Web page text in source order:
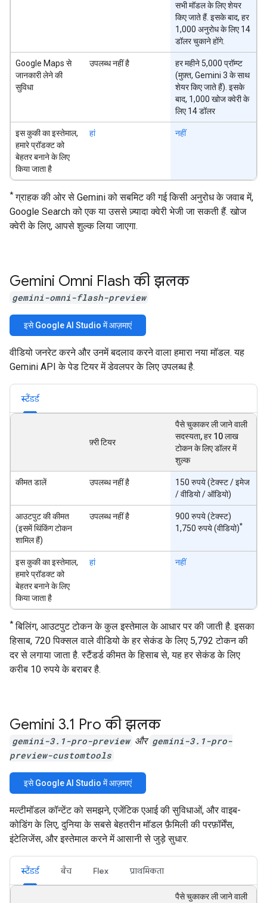
सभी मॉडल के लिए शेयर
किए जाते हैं. इसके बाद, हर
1,000 अनुरोध के लिए 14
डॉलर चुकाने होंगे.
Google Maps से
जानकारी लेने की
सुविधा
उपलब्ध नहीं है
हर महीने 5,000 प्रॉम्प्ट
(मुफ़्त, Gemini 3 के साथ
शेयर किए जाते हैं). इसके
बाद, 1,000 खोज क्वेरी के
लिए 14 डॉलर
इस कुकी का इस्तेमाल,
हमारे प्रॉडक्ट को
बेहतर बनाने के लिए
किया जाता है
हां नहीं
* ग्राहक की ओर से Gemini को सबमिट की गई किसी अनुरोध के जवाब में,
Google Search को एक या उससे ज़्यादा क्वेरी भेजी जा सकती हैं. खोज
क्वेरी के लिए, आपसे शुल्क लिया जाएगा.
Gemini Omni Flash की झलक
gemini-omni-flash-preview
इसे Google AI Studio में आज़माएं
वीडियो जनरेट करने और उनमें बदलाव करने वाला हमारा नया मॉडल. यह
Gemini API के पेड टियर में डेवलपर के लिए उपलब्ध है.
स्टैंडर्ड
फ़्री टियर
पैसे चुकाकर ली जाने वाली
सदस्यता, हर 10 लाख
टोकन के लिए डॉलर में
शुल्क
कीमत डालें उपलब्ध नहीं है
150 रुपये (टेक्स्ट / इमेज
/ वीडियो / ऑडियो)
आउटपुट की कीमत
(इसमें थिंकिंग टोकन
शामिल हैं)
उपलब्ध नहीं है
900 रुपये (टेक्स्ट)
1,750 रुपये (वीडियो)*
इस कुकी का इस्तेमाल,
हमारे प्रॉडक्ट को
बेहतर बनाने के लिए
किया जाता है
हां नहीं
* बिलिंग, आउटपुट टोकन के कुल इस्तेमाल के आधार पर की जाती है. इसका
हिसाब, 720 पिक्सल वाले वीडियो के हर सेकंड के लिए 5,792 टोकन की
दर से लगाया जाता है. स्टैंडर्ड कीमत के हिसाब से, यह हर सेकंड के लिए
करीब 10 रुपये के बराबर है.
Gemini 3.1 Pro की झलक
gemini-3.1-pro-preview और gemini-3.1-pro-
preview-customtools
इसे Google AI Studio में आज़माएं
मल्टीमॉडल कॉन्टेंट को समझने, एजेंटिक एआई की सुविधाओं, और वाइब-
कोडिंग के लिए, दुनिया के सबसे बेहतरीन मॉडल फ़ैमिली की परफ़ॉर्मेंस,
इंटेलिजेंस, और इस्तेमाल करने में आसानी से जुड़े सुधार.
स्टैंडर्ड बैच Flex प्राथमिकता
पैसे चुकाकर ली जाने वाली